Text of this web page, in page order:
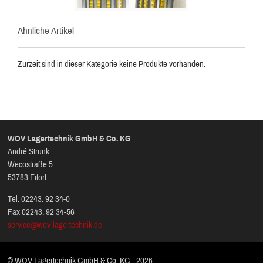
Ähnliche Artikel
Zurzeit sind in dieser Kategorie keine Produkte vorhanden.
WOV Lagertechnik GmbH & Co. KG
André Strunk
Wecostraße 5
53783 Eitorf
Tel. 02243. 92 34-0
Fax 02243. 92 34-56
service@wov-lagertechnik.de
© WOV Lagertechnik GmbH & Co. KG - 2026